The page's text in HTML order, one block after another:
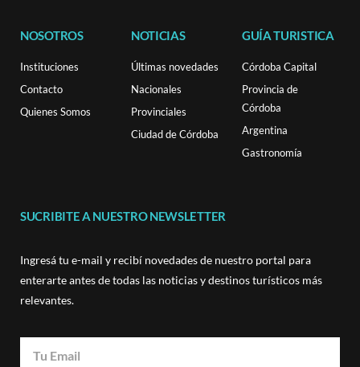
NOSOTROS
Instituciones
Contacto
Quienes Somos
NOTICIAS
Últimas novedades
Nacionales
Provinciales
Ciudad de Córdoba
GUÍA TURISTICA
Córdoba Capital
Provincia de
Córdoba
Argentina
Gastronomía
SUCRIBITE A NUESTRO NEWSLETTER
Ingresá tu e-mail y recibí novedades de nuestro portal para
enterarte antes de todas las noticias y destinos turísticos más
relevantes.